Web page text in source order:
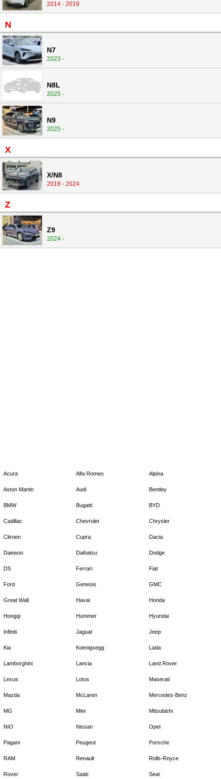
2014 - 2019
N
N7
2023 -
N8L
2025 -
N9
2025 -
X
X/N8
2019 - 2024
Z
Z9
2024 -
Acura Alfa Romeo Alpina
Aston Martin Audi Bentley
BMW Bugatti BYD
Cadillac Chevrolet Chrysler
Citroen Cupra Dacia
Daewoo Daihatsu Dodge
DS Ferrari Fiat
Ford Genesis GMC
Great Wall Haval Honda
Hongqi Hummer Hyundai
Infiniti Jaguar Jeep
Kia Koenigsegg Lada
Lamborghini Lancia Land Rover
Lexus Lotus Maserati
Mazda McLaren Mercedes-Benz
MG Mini Mitsubishi
NIO Nissan Opel
Pagani Peugeot Porsche
RAM Renault Rolls-Royce
Rover Saab Seat